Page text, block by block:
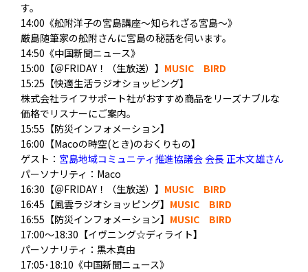
す。
14:00《舩附洋子の宮島講座～知られざる宮島～》
厳島随筆家の舩附さんに宮島の秘話を伺います。
14:50《中国新聞ニュース》
15:00【＠FRIDAY！（生放送）】 MUSIC BIRD
15:25【快適生活ラジオショッピング】
株式会社ライフサポート社がおすすめ商品をリーズナブルな
価格でリスナーにご案内。
15:55【防災インフォメーション】
16:00【Macoの時空(とき)のおくりもの】
ゲスト： 宮島地域コミュニティ推進協議会 会長 正木文雄さん
パーソナリティ：Maco
16:30【＠FRIDAY！（生放送）】 MUSIC BIRD
16:45【風雲ラジオショッピング】 MUSIC BIRD
16:55【防災インフォメーション】 MUSIC BIRD
17:00～18:30【イヴニング☆ディライト】
パーソナリティ：黒木真由
17:05･18:10《中国新聞ニュース》